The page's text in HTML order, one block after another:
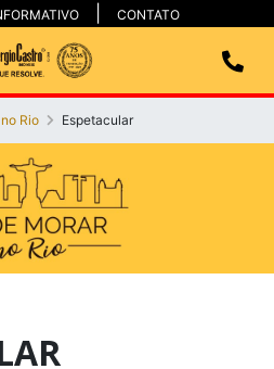
CONTATO
Rio Espetacular